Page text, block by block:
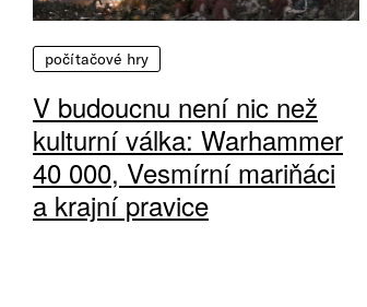
počítačové hry
V budoucnu není nic než
kulturní válka: Warhammer
40 000, Vesmírní mariňáci
a krajní pravice